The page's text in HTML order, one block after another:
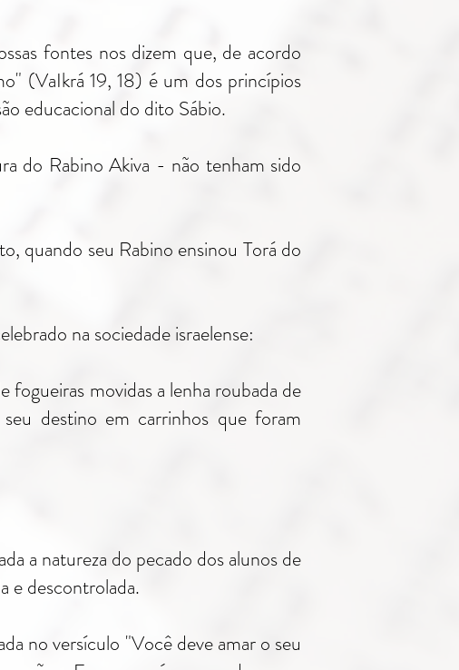
fontes nos dizem que, de acordo
(VaIkrá 19, 18) é um dos princípios
educacional do dito Sábio.
do Rabino Akiva - não tenham sido
quando seu Rabino ensinou Torá do
na sociedade israelense:
fogueiras movidas a lenha roubada de
destino em carrinhos que foram
a natureza do pecado dos alunos de
e descontrolada.
no versículo "Você deve amar o seu